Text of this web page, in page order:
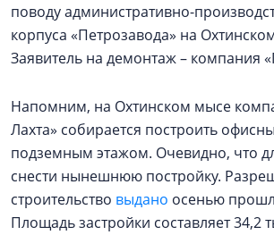
поводу административно-
корпуса «Петрозавода» на
Заявитель на демонтаж – компания
Напомним, на Охтинском мысе
Лахта» собирается построить
подземным этажом. Очевидно, что
снести нынешнюю постройку.
строительство выдано осенью
Площадь застройки составляет 34,2